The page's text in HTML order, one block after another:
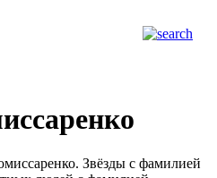
Звёзды с фамилией